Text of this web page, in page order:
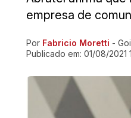
empresa de
Ir direto pra matéria
Por Fabricio Moretti -
Publicado em: 01/08/2021